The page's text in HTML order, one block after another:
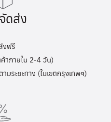
ดส่ง
งฟรี
าภายใน 2-4 วัน)
ระยะทาง (ในเขตกรุงเทพฯ)